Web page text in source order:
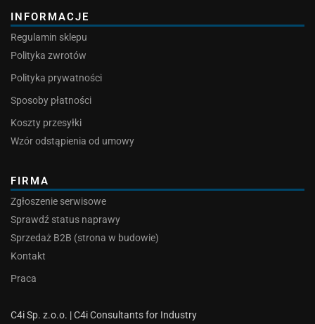
INFORMACJE
Regulamin sklepu
Polityka zwrotów
Polityka prywatności
Sposoby płatności
Koszty przesyłki
Wzór odstąpienia od umowy
FIRMA
Zgłoszenie serwisowe
Sprawdź status naprawy
Sprzedaż B2B (strona w budowie)
Kontakt
Praca
C4i Sp. z.o.o. | C4i Consultants for Industry